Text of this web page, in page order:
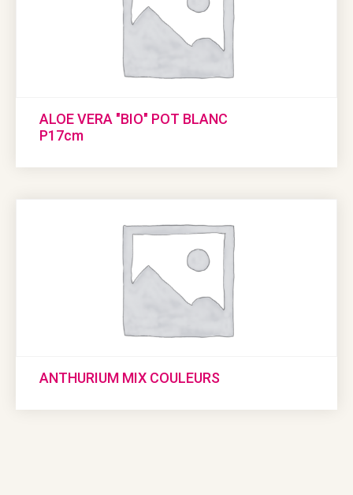
ALOE VERA "BIO" POT BLANC
P17cm
ANTHURIUM MIX COULEURS